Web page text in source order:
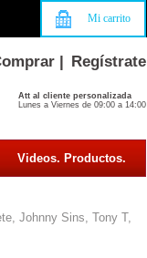
Mi carrito
| Regístrate
Att al cliente personalizada
Lunes a Viernes de 09:00 a 14:00
Videos. Productos.
Johnny Sins, Tony T,